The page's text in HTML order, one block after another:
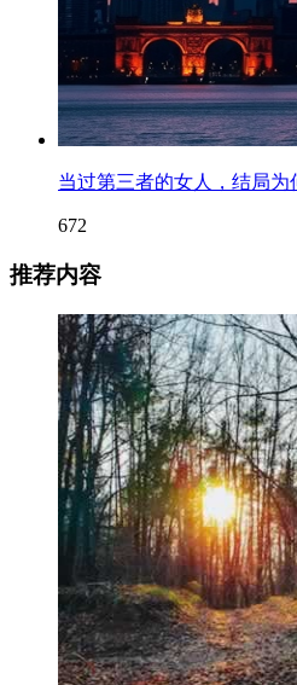
当过第三者的女人，结局为
672
推荐内容